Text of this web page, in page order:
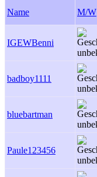
Name M/W
IGEWBenni
badboy1111
bluebartman
Paule123456